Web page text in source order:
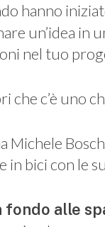
hanno
un’idea in
nel tuo
che c’è uno
Michele
in bici con le
fondo alle